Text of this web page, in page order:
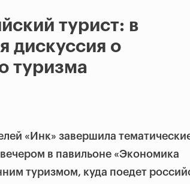
турист: в
дискуссия о
туризма
«Инк» завершила
в павильоне «Экономика
туризмом, куда поедет